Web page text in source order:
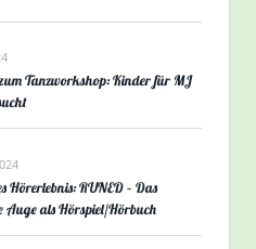
Tanzworkshop: Kinder für MJ
Hörerlebnis: RUNED – Das
Auge als Hörspiel/Hörbuch